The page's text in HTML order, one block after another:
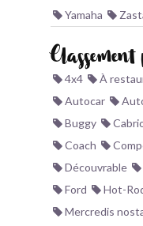
Yamaha
Classement
4x4 À
Autocar
Buggy
Coach
Découvrable
Ford
Hot-
Mercredis